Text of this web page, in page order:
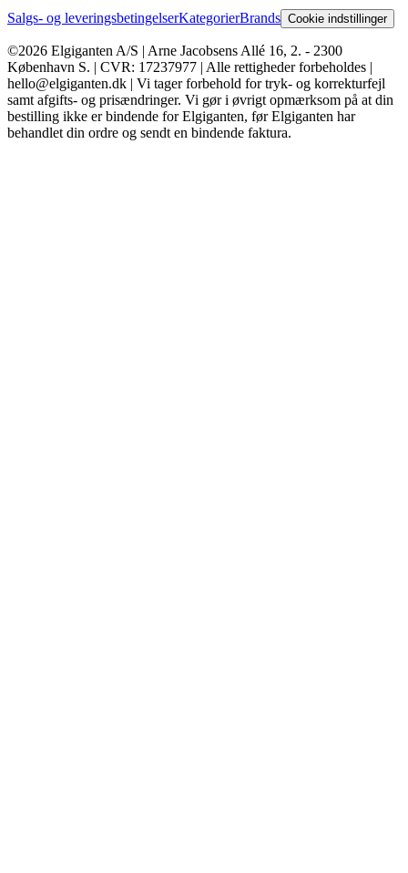
Salgs- og leveringsbetingelserKategorierBrands Cookie indstillinger
©2026 Elgiganten A/S | Arne Jacobsens Allé 16, 2. - 2300
København S. | CVR: 17237977 | Alle rettigheder forbeholdes |
hello@elgiganten.dk | Vi tager forbehold for tryk- og korrekturfejl
samt afgifts- og prisændringer. Vi gør i øvrigt opmærksom på at din
bestilling ikke er bindende for Elgiganten, før Elgiganten har
behandlet din ordre og sendt en bindende faktura.